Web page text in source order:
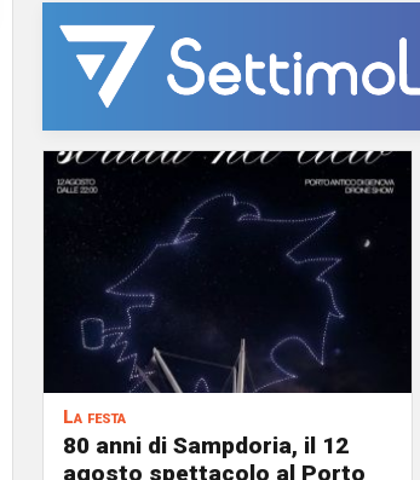
La festa
80 anni di Sampdoria, il 12
agosto spettacolo al Porto